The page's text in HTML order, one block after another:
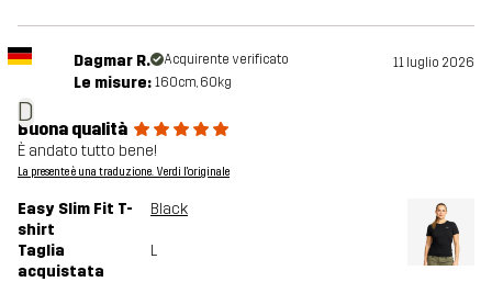
D
Dagmar R. Acquirente verificato 11 luglio 2026
Le misure: 160cm, 60kg
Buona qualità
È andato tutto bene!
La presente è una traduzione. Verdi l'originale
Easy Slim Fit T-
shirt
Black
Taglia
acquistata
L